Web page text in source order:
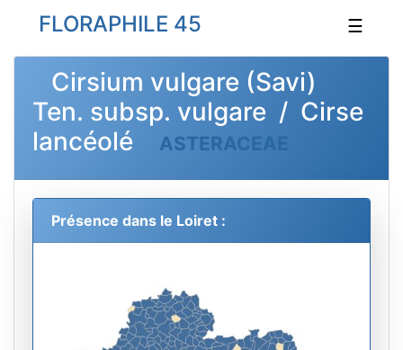
FLORAPHILE 45 ☰
Cirsium vulgare (Savi)
Ten. subsp. vulgare / Cirse
lancéolé
ASTERACEAE
Présence dans le Loiret :